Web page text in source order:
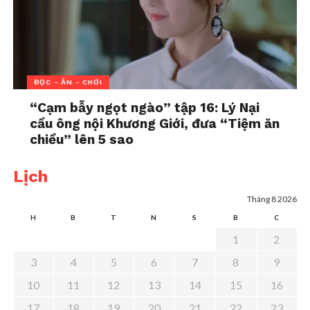
In "Đọc - Ăn - Chơi"
ĐỌC - ĂN - CHƠI
“Cạm bẫy ngọt ngào” tập 16: Lý Nại
cầu ông nội Khương Giới, đưa “Tiệm ăn
chiều” lên 5 sao
Lịch
Tháng 8 2026
H B T N S B C
1
2
3
4 5 6 7 8
9
10
11 12 13 14 15
16